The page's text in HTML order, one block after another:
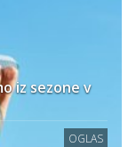
iz sezone v
OGLAS